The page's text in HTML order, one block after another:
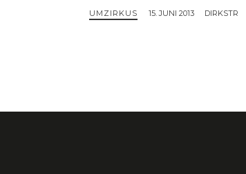
UMZIRKUS 15. JUNI 2013 DIRKSTR